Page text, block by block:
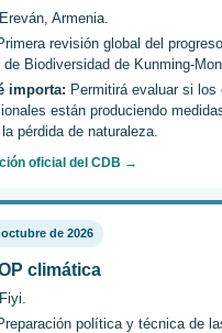
Ereván, Armenia.
revisión global del
de Biodiversidad de Kunming-
importa: Permitirá evaluar si los
están produciendo
pérdida de naturaleza.
oficial del CDB →
de 2026
climática
Fiyi.
política y técnica de